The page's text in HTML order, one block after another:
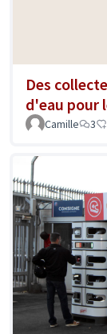
Des
d'eau pour
Camille 3